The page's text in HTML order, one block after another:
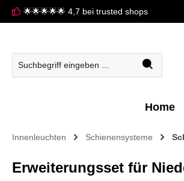
Zur Hauptnavigation springen
🌟🌟🌟🌟🌟 4,7 bei trusted shops
Home
Innenleuchten Schienensysteme
Erweiterungsset für